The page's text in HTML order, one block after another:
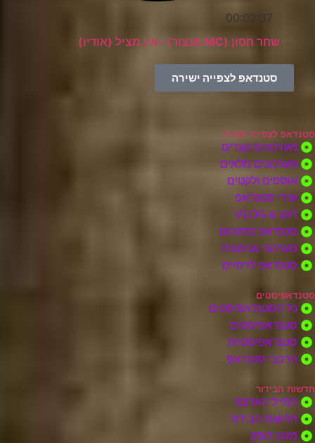
00:02:37
שחר חסון (MC מנצור) -אין מציל (אודיו)
סטנדאפ לצפייה ישירה
סטנדאפ לצפייה ישירה
מערכונים קצרים
מערכונים מלאים
אוספים ולקטים
שירי סטנדאפ
דוקו & VLOG
סטנדאפ מתורגם
מערכוני אנימציה
סטנדאפ לדתיים
סטנדאפיסטים
כל הסטנדאפיסטים
סטנדאפיסטים
סטנדאפיסטיות
הרכבי סטנדאפ
חדשות הבידור
המייל האדום!
חדשות הבידור
מזגין דופק